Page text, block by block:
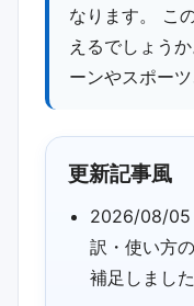
なります。 こ
えるでしょう
ーンやスポー
更新記事風
2026/08/05
訳・使い方
補足しました